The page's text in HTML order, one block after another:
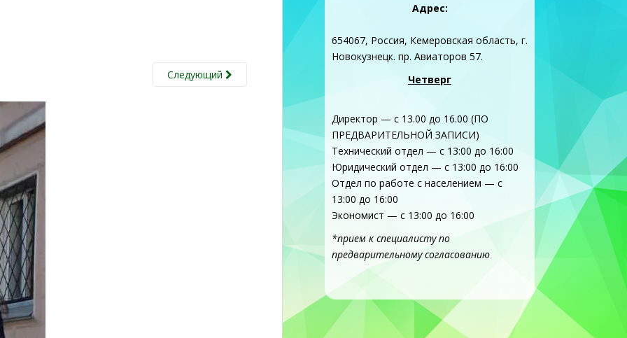
Следующий
Адрес:
654067, Россия, Кемеровская область, г.
Новокузнецк. пр. Авиаторов 57.
Четверг
Директор — с 13.00 до 16.00 (ПО
ПРЕДВАРИТЕЛЬНОЙ ЗАПИСИ)
Технический отдел — с 13:00 до 16:00
Юридический отдел — с 13:00 до 16:00
Отдел по работе с населением — с
13:00 до 16:00
Экономист — с 13:00 до 16:00
*прием к специалисту по
предварительному согласованию